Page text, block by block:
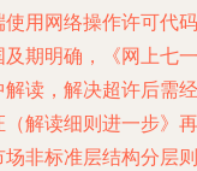
用网络操作许可代码
期明确，《网上七一
读，解决超许后需经
解读细则进一步》再
非标准层结构分层则